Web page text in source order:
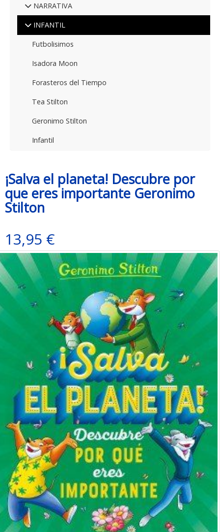
NARRATIVA
INFANTIL
Futbolisimos
Isadora Moon
Forasteros del Tiempo
Tea Stilton
Geronimo Stilton
Infantil
¡Salva el planeta! Descubre por
que eres importante Geronimo
Stilton
13,95 €